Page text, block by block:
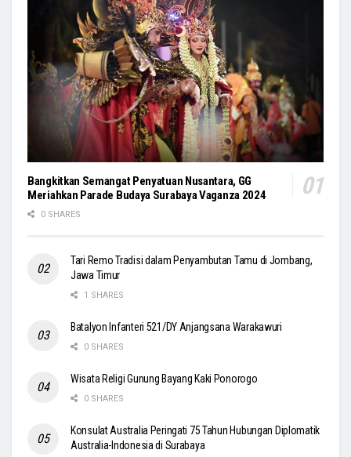
Bangkitkan Semangat Penyatuan Nusantara, GG
Meriahkan Parade Budaya Surabaya Vaganza 2024
0 SHARES
Tari Remo Tradisi dalam Penyambutan Tamu di Jombang,
Jawa Timur
1 SHARES
Batalyon Infanteri 521/DY Anjangsana Warakawuri
0 SHARES
Wisata Religi Gunung Bayang Kaki Ponorogo
0 SHARES
Konsulat Australia Peringati 75 Tahun Hubungan Diplomatik
Australia-Indonesia di Surabaya